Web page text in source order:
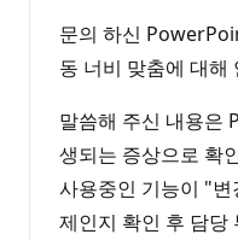
문의 하신
동 너비 맞춤에 대해
말씀해 주신 내용은
생되는 증상으로 확
사용중인 기능이 "
제인지 확인 후 담당